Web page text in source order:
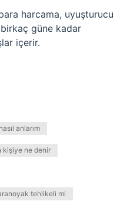
harcama, uyuşturucu
birkaç güne kadar
içerir.
anlarım
kişiye ne denir
tehlikeli mi